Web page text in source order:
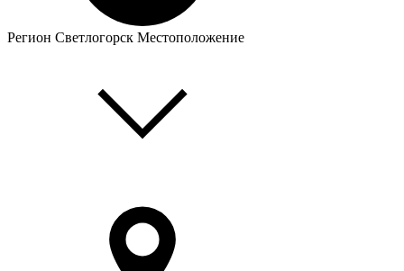
Регион Светлогорск Местоположение